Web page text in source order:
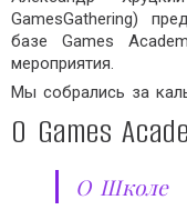
GamesGathering)
базе Games
мероприятия.
Мы собрались за
О Games
О Школе